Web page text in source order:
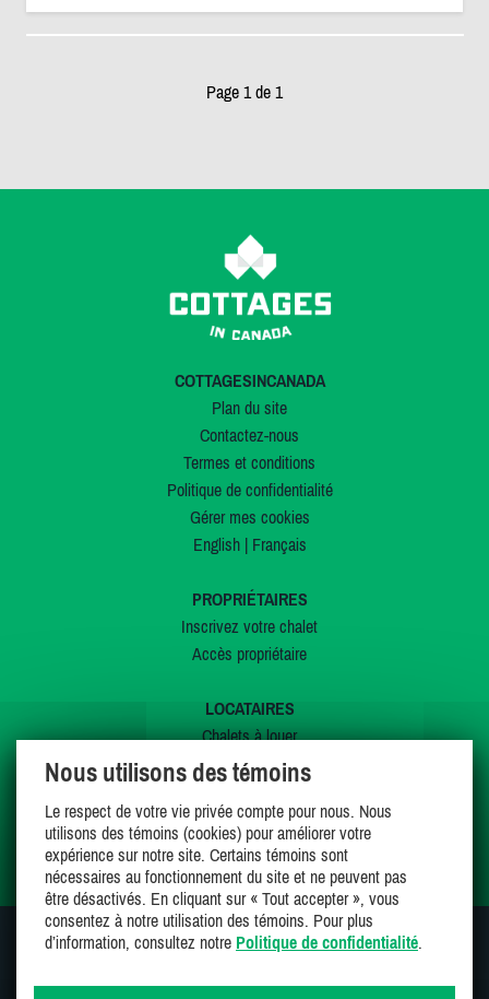
Page 1 de 1
COTTAGESINCANADA
Plan du site
Contactez-nous
Termes et conditions
Politique de confidentialité
Gérer mes cookies
English| Français
PROPRIÉTAIRES
Inscrivez votre chalet
Accès propriétaire
LOCATAIRES
Chalets à louer
Chalets à vendre
Offres spéciales
Mes favoris
SUIVEZ-NOUS SUR
Nous utilisons des témoins
Le respect de votre vie privée compte pour nous. Nous
utilisons des témoins (cookies) pour améliorer votre
expérience sur notre site. Certains témoins sont
nécessaires au fonctionnement du site et ne peuvent pas
être désactivés. En cliquant sur « Tout accepter », vous
consentez à notre utilisation des témoins. Pour plus
d’information, consultez notre Politique de confidentialité.